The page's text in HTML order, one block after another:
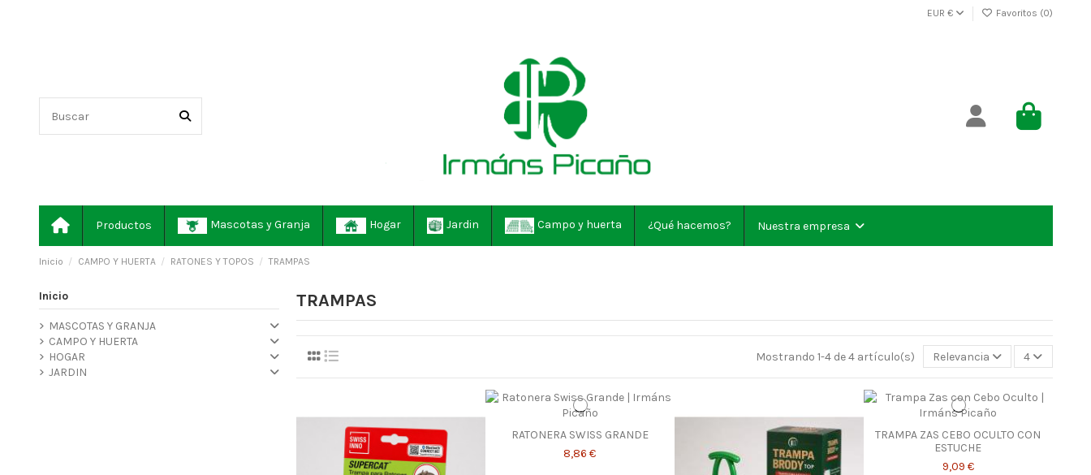
EUR € Favoritos (0)
Productos Mascotas y Granja Hogar Jardin Campo y huerta ¿Qué hacemos? Nuestra empresa
Inicio CAMPO Y HUERTA RATONES Y TOPOS TRAMPAS
TRAMPAS
Mostrando 1-4 de 4 artículo(s) Relevancia 4
RATONERA SWISS GRANDE
8,86 €
TRAMPA ZAS CEBO OCULTO CON
ESTUCHE
9,09 €
Inicio
MASCOTAS Y GRANJA
CAMPO Y HUERTA
HOGAR
JARDIN